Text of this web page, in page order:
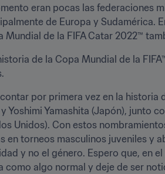
eran pocas las federaciones
de Europa y Sudamérica.
Mundial de la FIFA Catar 2022™
de la Copa Mundial de la
por primera vez en la historia
Yoshimi Yamashita (Japón), junto
Unidos). Con estos
en torneos masculinos juveniles y
y no el género. Espero que, en
como algo normal y deje de ser